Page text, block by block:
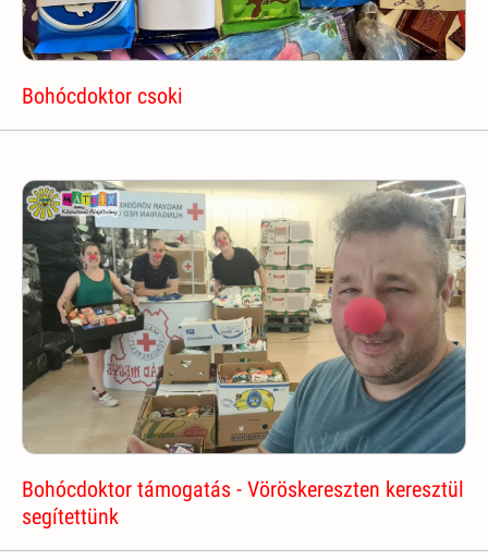
Bohócdoktor csoki
Bohócdoktor támogatás - Vöröskereszten keresztül
segítettünk